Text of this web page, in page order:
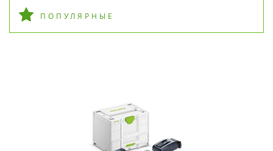
ПОПУЛЯРНЫЕ